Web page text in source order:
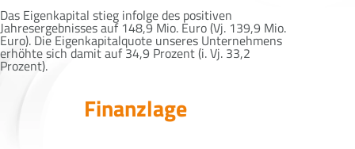
Das Eigenkapital stieg infolge des positiven
Jahresergebnisses auf 148,9 Mio. Euro (Vj. 139,9 Mio.
Euro). Die Eigenkapitalquote unseres Unternehmens
erhöhte sich damit auf 34,9 Prozent (i. Vj. 33,2
Prozent).
Finanzlage